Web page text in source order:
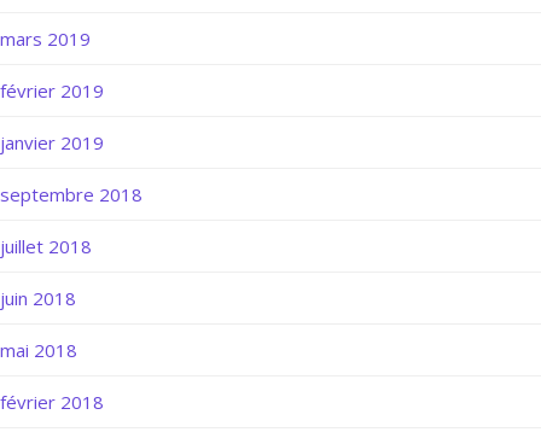
mars 2019
février 2019
janvier 2019
septembre 2018
juillet 2018
juin 2018
mai 2018
février 2018